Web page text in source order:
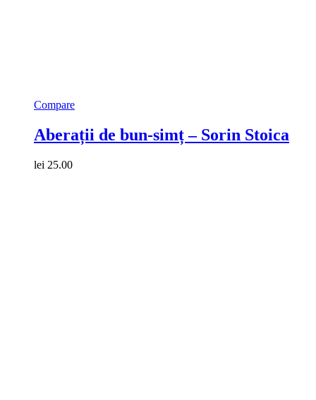
Compare
Aberații de bun-simț – Sorin Stoica
lei 25.00